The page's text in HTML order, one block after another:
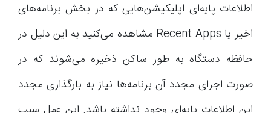
اطلاعات پایه‌ای اپلیکیشن‌هایی که در بخش برنامه‌های
اخیر یا Recent Apps مشاهده می‌کنید به این دلیل در
حافظه دستگاه به طور ساکن ذخیره می‌شوند که در
صورت اجرای مجدد آن برنامه‌ها نیاز به بارگذاری مجدد